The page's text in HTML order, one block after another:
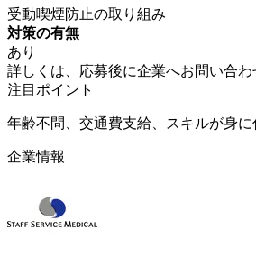
受動喫煙防止の取り組み
対策の有無
あり
詳しくは、応募後に企業へお問い合わ
注目ポイント
年齢不問、交通費支給、スキルが身
企業情報